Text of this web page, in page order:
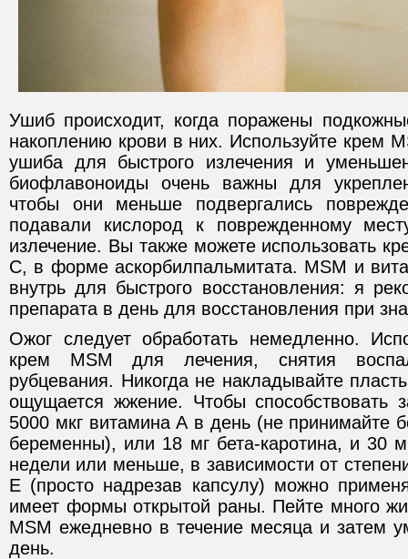
Ушиб происходит, когда поражены
накоплению крови в них. Используйте крем
ушиба для быстрого излечения и
биофлавоноиды очень важны для
чтобы они меньше подвергались
подавали кислород к поврежденному
излечение. Вы также можете использовать
С, в форме аскорбилпальмитата. МSМ и
внутрь для быстрого восстановления: я
препарата в день для восстановления при
Ожог следует обработать немедленно.
крем МSМ для лечения, снятия
рубцевания. Никогда не накладывайте
ощущается жжение. Чтобы способствовать
5000 мкг витамина А в день (не принимайте
беременны), или 18 мг бета-каротина, и 30
недели или меньше, в зависимости от
Е (просто надрезав капсулу) можно
имеет формы открытой раны. Пейте много
МSМ ежедневно в течение месяца и затем
день.